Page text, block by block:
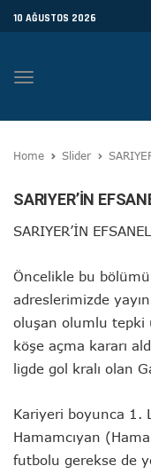
10 AĞUSTOS 2026
Toggle
Home Slider
SARIYER’İN
SARIYER’İN
Öncelikle bu
adreslerimizde
oluşan olumlu tepki
köşe açma kararı
ligde gol kralı olan
Kariyeri boyunca 1.
Hamamcıyan
futbolu gerekse de